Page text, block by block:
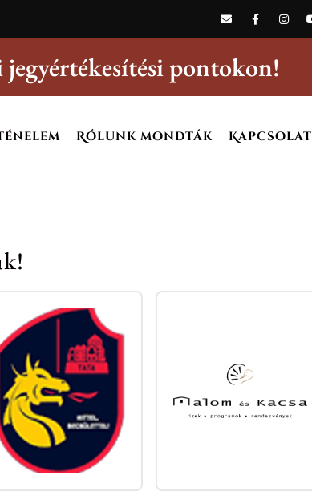
jegyértékesítési pontokon!
Rólunk mondták Kapcsolat